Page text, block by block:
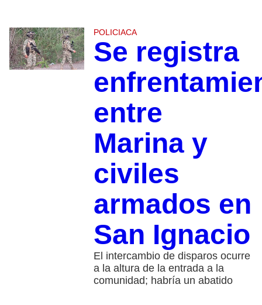
POLICIACA
Se registra
entre
Marina y
civiles
armados en
San Ignacio
El intercambio de disparos ocurre
a la altura de la entrada a la
comunidad; habría un abatido